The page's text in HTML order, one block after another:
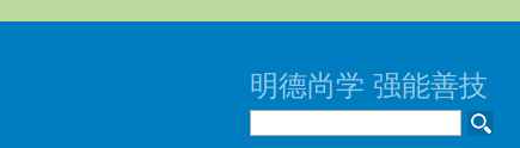
明德尚学 强能善技